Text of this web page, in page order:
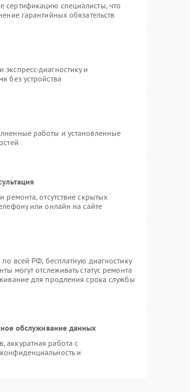
сертификацию специалисты, что
гарантийных обязательств
диагностику и
без устройства
работы и установленные
ремонта, отсутствие скрытых
или онлайн на сайте
всей РФ, бесплатную диагностику
могут отслеживать статус ремонта
для продления срока службы
обслуживание данных
аккуратная работа с
и